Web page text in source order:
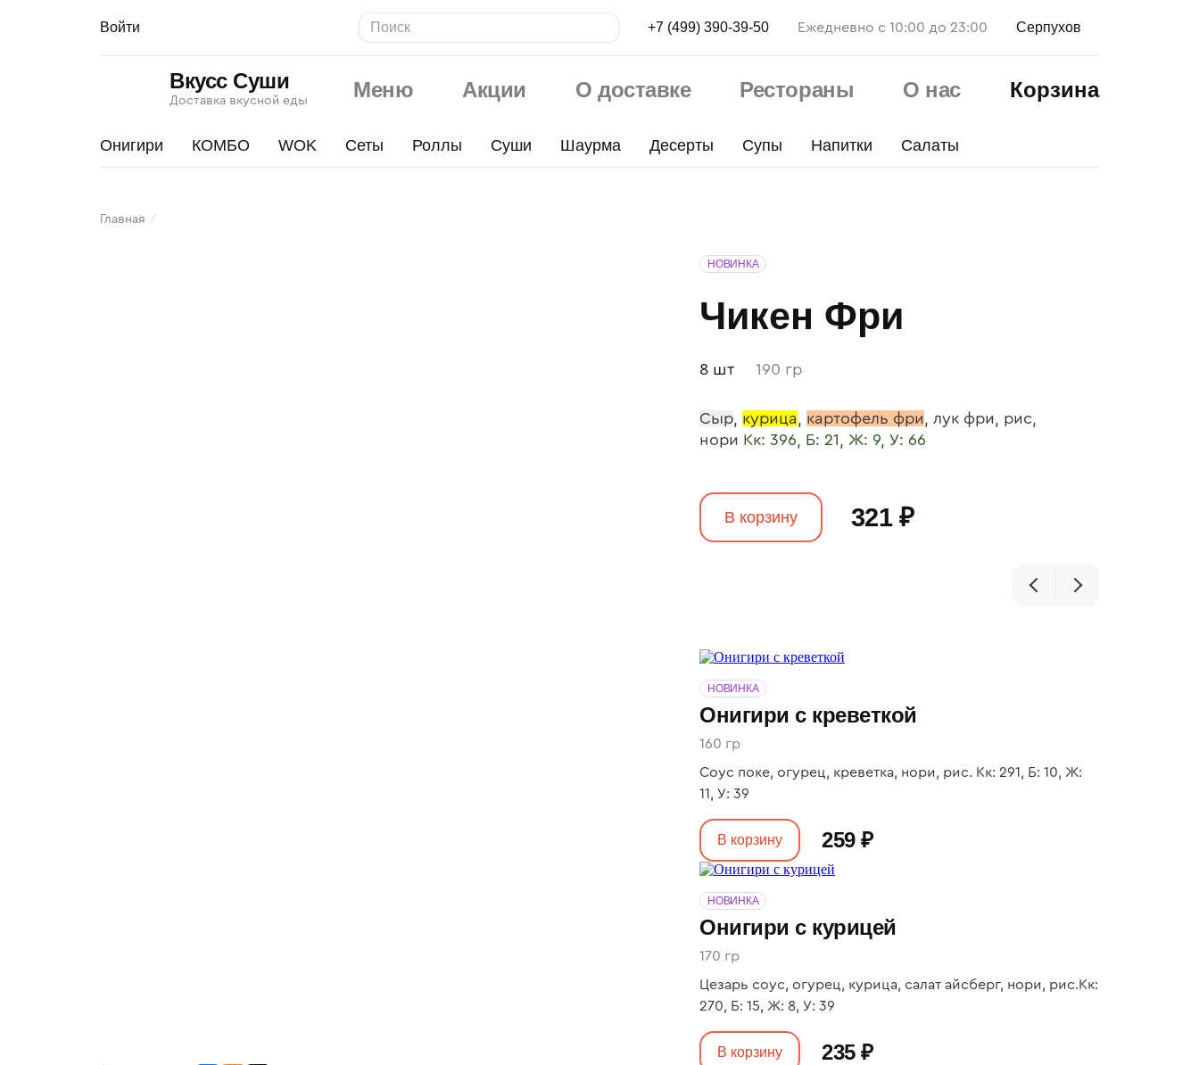
Войти +7 (499) 390-39-50 Ежедневно с 10:00 до 23:00 Серпухов
Вкусс Суши
Доставка вкусной еды Меню Акции О доставке Рестораны О нас Корзина
Онигири КОМБО WOK Сеты Роллы Суши Шаурма Десерты Супы Напитки Салаты
Главная
Чикен
Чикен Фри
НОВИНКА
8 шт 190 гр
Сыр, курица , картофель фри, лук фри, рис,
нори Кк: 396, Б: 21, Ж: 9, У: 66
321 ₽
В корзину
Онигири с креветкой
НОВИНКА
160 гр
Соус поке, огурец, креветка, нори, рис. Кк: 291, Б: 10, Ж:
11, У: 39
259 ₽
В корзину
Онигири с курицей
НОВИНКА
170 гр
Цезарь соус, огурец, курица, салат айсберг, нори, рис.Кк:
270, Б: 15, Ж: 8, У: 39
235 ₽
В корзину